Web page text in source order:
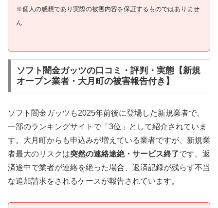
※個人の感想であり実際の被害内容を保証するものではありませ
ん
ソフト闇金ガッツの口コミ・評判・実態【新規
オープン業者・大月町の被害報告付き】
ソフト闇金ガッツも2025年前後に登場した新規業者で、
一部のランキングサイトで「3位」として紹介されていま
す。大月町からも申込みが増えている業者ですが、新規業
者最大のリスクは突然の連絡途絶・サービス終了です。返
済途中で業者が連絡を絶った場合、返済記録が残らず不当
な追加請求をされるケースが報告されています。